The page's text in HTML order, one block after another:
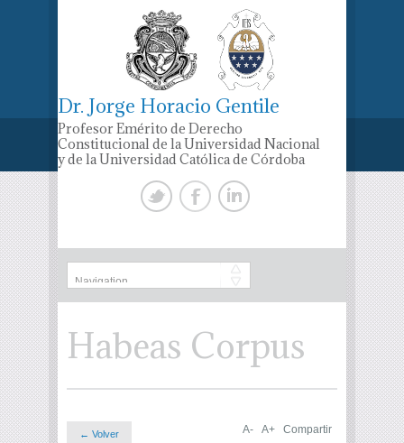
Dr. Jorge Horacio Gentile
Profesor Emérito de Derecho
Constitucional de la Universidad Nacional
y de la Universidad Católica de Córdoba
Habeas Corpus
← Volver A- A+ Compartir